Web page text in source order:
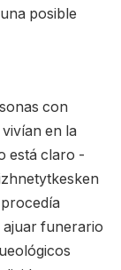
posible
con
en la
está claro -
ajuar funerario